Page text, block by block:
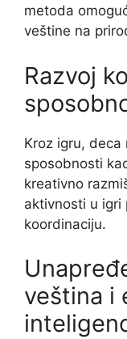
metoda
veštine na
Razvoj
Kroz igru, deca
sposobnosti
kreativno
aktivnosti u igri
koordinaciju.
veština i